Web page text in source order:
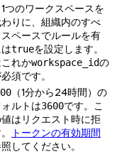
つのワークスペースを
りに、組織内のすべ
ペースでルールを有
trueを設定します。
れかworkspace_idの
須です。
（1分から24時間）の
ルトは3600です。こ
はリクエスト時に拒
トークンの有効期間
してください。